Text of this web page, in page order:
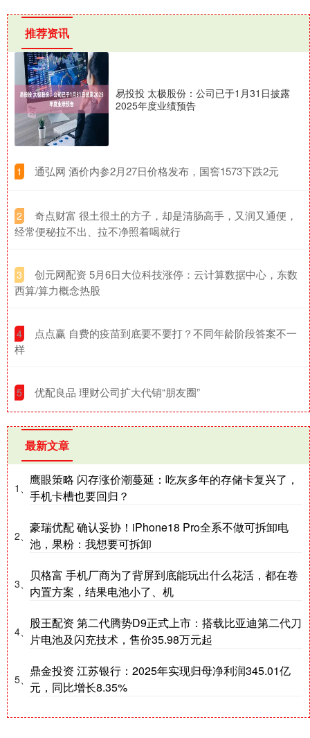
推荐资讯
易投投 太极股份：公司已于1月31日披露
2025年度业绩预告
1 ​通弘网 酒价内参2月27日价格发布，国窖1573下跌2元
2
​奇点财富 很土很土的方子，却是清肠高手，又润又通便，
经常便秘拉不出、拉不净照着喝就行
3
​创元网配资 5月6日大位科技涨停：云计算数据中心，东数
西算/算力概念热股
4
​点点赢 自费的疫苗到底要不要打？不同年龄阶段答案不一
样
5 ​优配良品 理财公司扩大代销“朋友圈”
最新文章
1、
鹰眼策略 闪存涨价潮蔓延：吃灰多年的存储卡复兴了，
手机卡槽也要回归？
2、
豪瑞优配 确认妥协！iPhone18 Pro全系不做可拆卸电
池，果粉：我想要可拆卸
3、
贝格富 手机厂商为了背屏到底能玩出什么花活，都在卷
内置方案，结果电池小了、机
4、
股王配资 第二代腾势D9正式上市：搭载比亚迪第二代刀
片电池及闪充技术，售价35.98万元起
5、
鼎金投资 江苏银行：2025年实现归母净利润345.01亿
元，同比增长8.35%